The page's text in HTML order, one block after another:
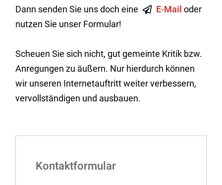
Dann senden Sie uns doch eine E-Mail oder
nutzen Sie unser Formular!
Scheuen Sie sich nicht, gut gemeinte Kritik bzw.
Anregungen zu äußern. Nur hierdurch können
wir unseren Internetauftritt weiter verbessern,
vervollständigen und ausbauen.
Kontaktformular